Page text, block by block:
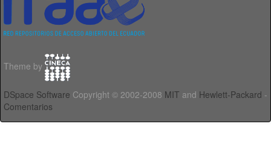
Theme by
DSpace Software Copyright © 2002-2008 MIT and Hewlett-Packard -
Comentarios